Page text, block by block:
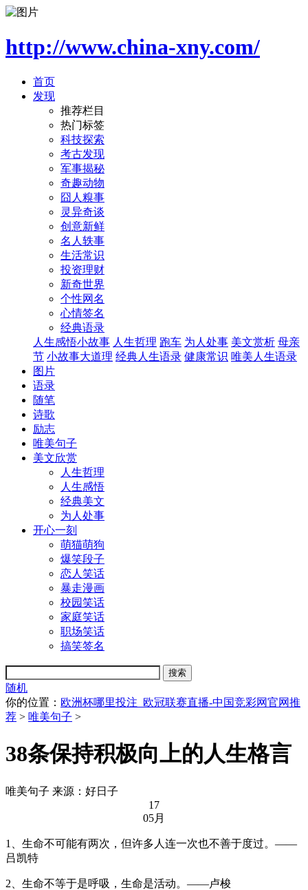
http://www.china-xny.com/
首页
发现
推荐栏目
热门标签
科技探索
考古发现
军事揭秘
奇趣动物
囧人糗事
灵异奇谈
创意新鲜
名人轶事
生活常识
投资理财
新奇世界
个性网名
心情签名
经典语录
人生感悟小故事 人生哲理 跑车 为人处事 美文赏析 母亲
节 小故事大道理 经典人生语录 健康常识 唯美人生语录
图片
语录
随笔
诗歌
励志
唯美句子
美文欣赏
人生哲理
人生感悟
经典美文
为人处事
开心一刻
萌猫萌狗
爆笑段子
恋人笑话
暴走漫画
校园笑话
家庭笑话
职场笑话
搞笑签名
随机
你的位置： 欧洲杯哪里投注_欧冠联赛直播-中国竞彩网官网推
荐 > 唯美句子 >
38条保持积极向上的人生格言
唯美句子 来源：好日子
17
05月
1、生命不可能有两次，但许多人连一次也不善于度过。——
吕凯特
2、生命不等于是呼吸，生命是活动。——卢梭